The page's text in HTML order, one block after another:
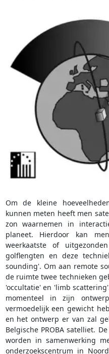
Om de kleine
kunnen meten heeft men
zon waarnemen in
planeet. Hierdoor kan
weerkaatste of
golflengten en deze
sounding'. Om aan remote
de ruimte twee technieken
'occultatie' en 'limb
momenteel in zijn
vermoedelijk een gewicht
en het ontwerp er van zal
Belgische PROBA satelliet.
worden in samenwerking
onderzoekscentrum in